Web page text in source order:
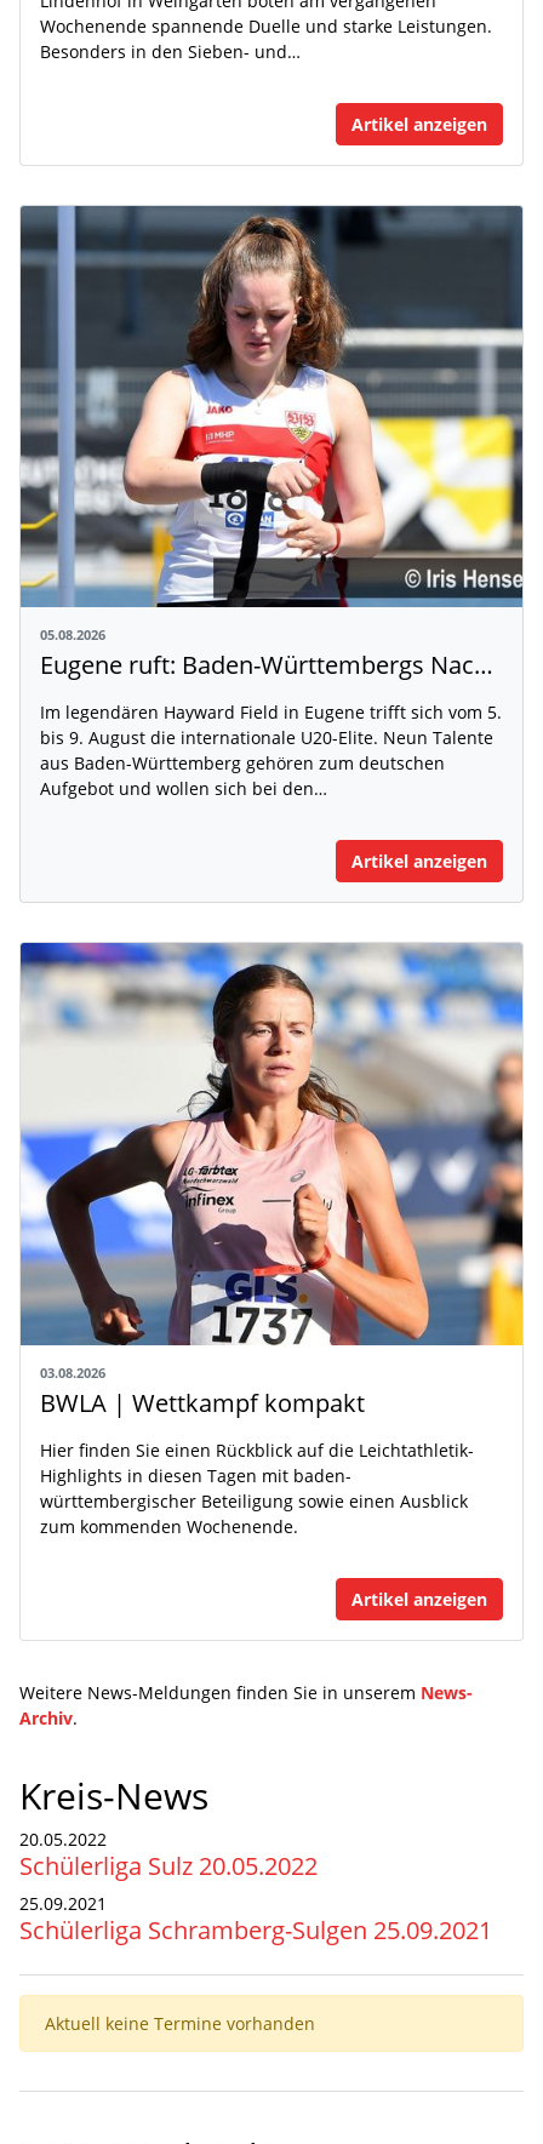
Wochenende spannende Duelle und starke Leistungen.
Besonders in den Sieben- und…
Artikel anzeigen
05.08.2026
Eugene ruft: Baden-Württembergs Nachwuchs greift nach der Weltspitze
Im legendären Hayward Field in Eugene trifft sich vom 5.
bis 9. August die internationale U20-Elite. Neun Talente
aus Baden-Württemberg gehören zum deutschen
Aufgebot und wollen sich bei den…
Artikel anzeigen
03.08.2026
BWLA | Wettkampf kompakt
Hier finden Sie einen Rückblick auf die Leichtathletik-
Highlights in diesen Tagen mit baden-
württembergischer Beteiligung sowie einen Ausblick
zum kommenden Wochenende.
Artikel anzeigen
Weitere News-Meldungen finden Sie in unserem News-
Archiv.
Kreis-News
20.05.2022
Schülerliga Sulz 20.05.2022
25.09.2021
Schülerliga Schramberg-Sulgen 25.09.2021
Aktuell keine Termine vorhanden